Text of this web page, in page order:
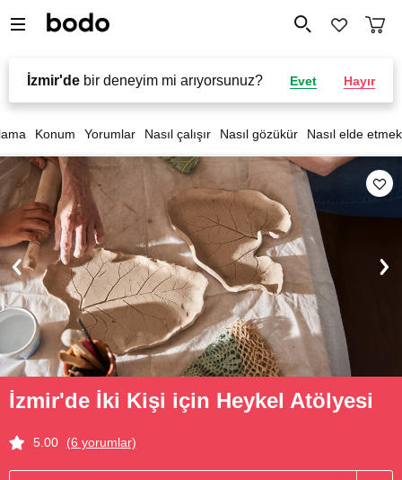
İzmir'de bir deneyim mi arıyorsunuz? Evet Hayır
Konum Yorumlar Nasıl çalışır Nasıl gözükür Nasıl elde etmek
İzmir'de İki Kişi için Heykel Atölyesi
5.00 (6 yorumlar)